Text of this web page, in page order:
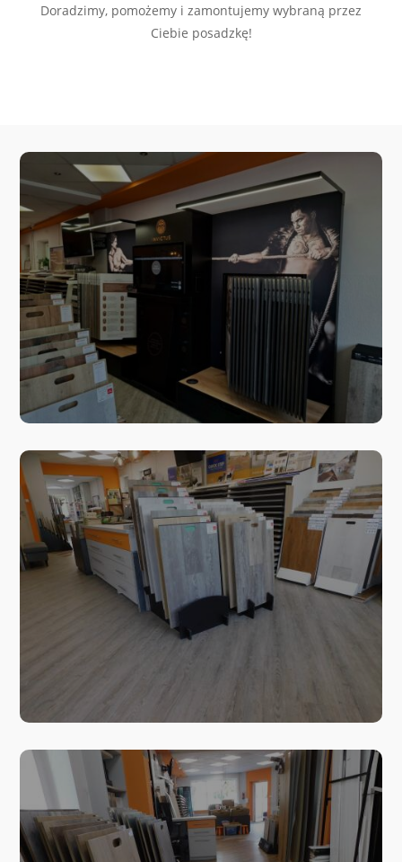
Doradzimy, pomożemy i zamontujemy wybraną przez
Ciebie posadzkę!